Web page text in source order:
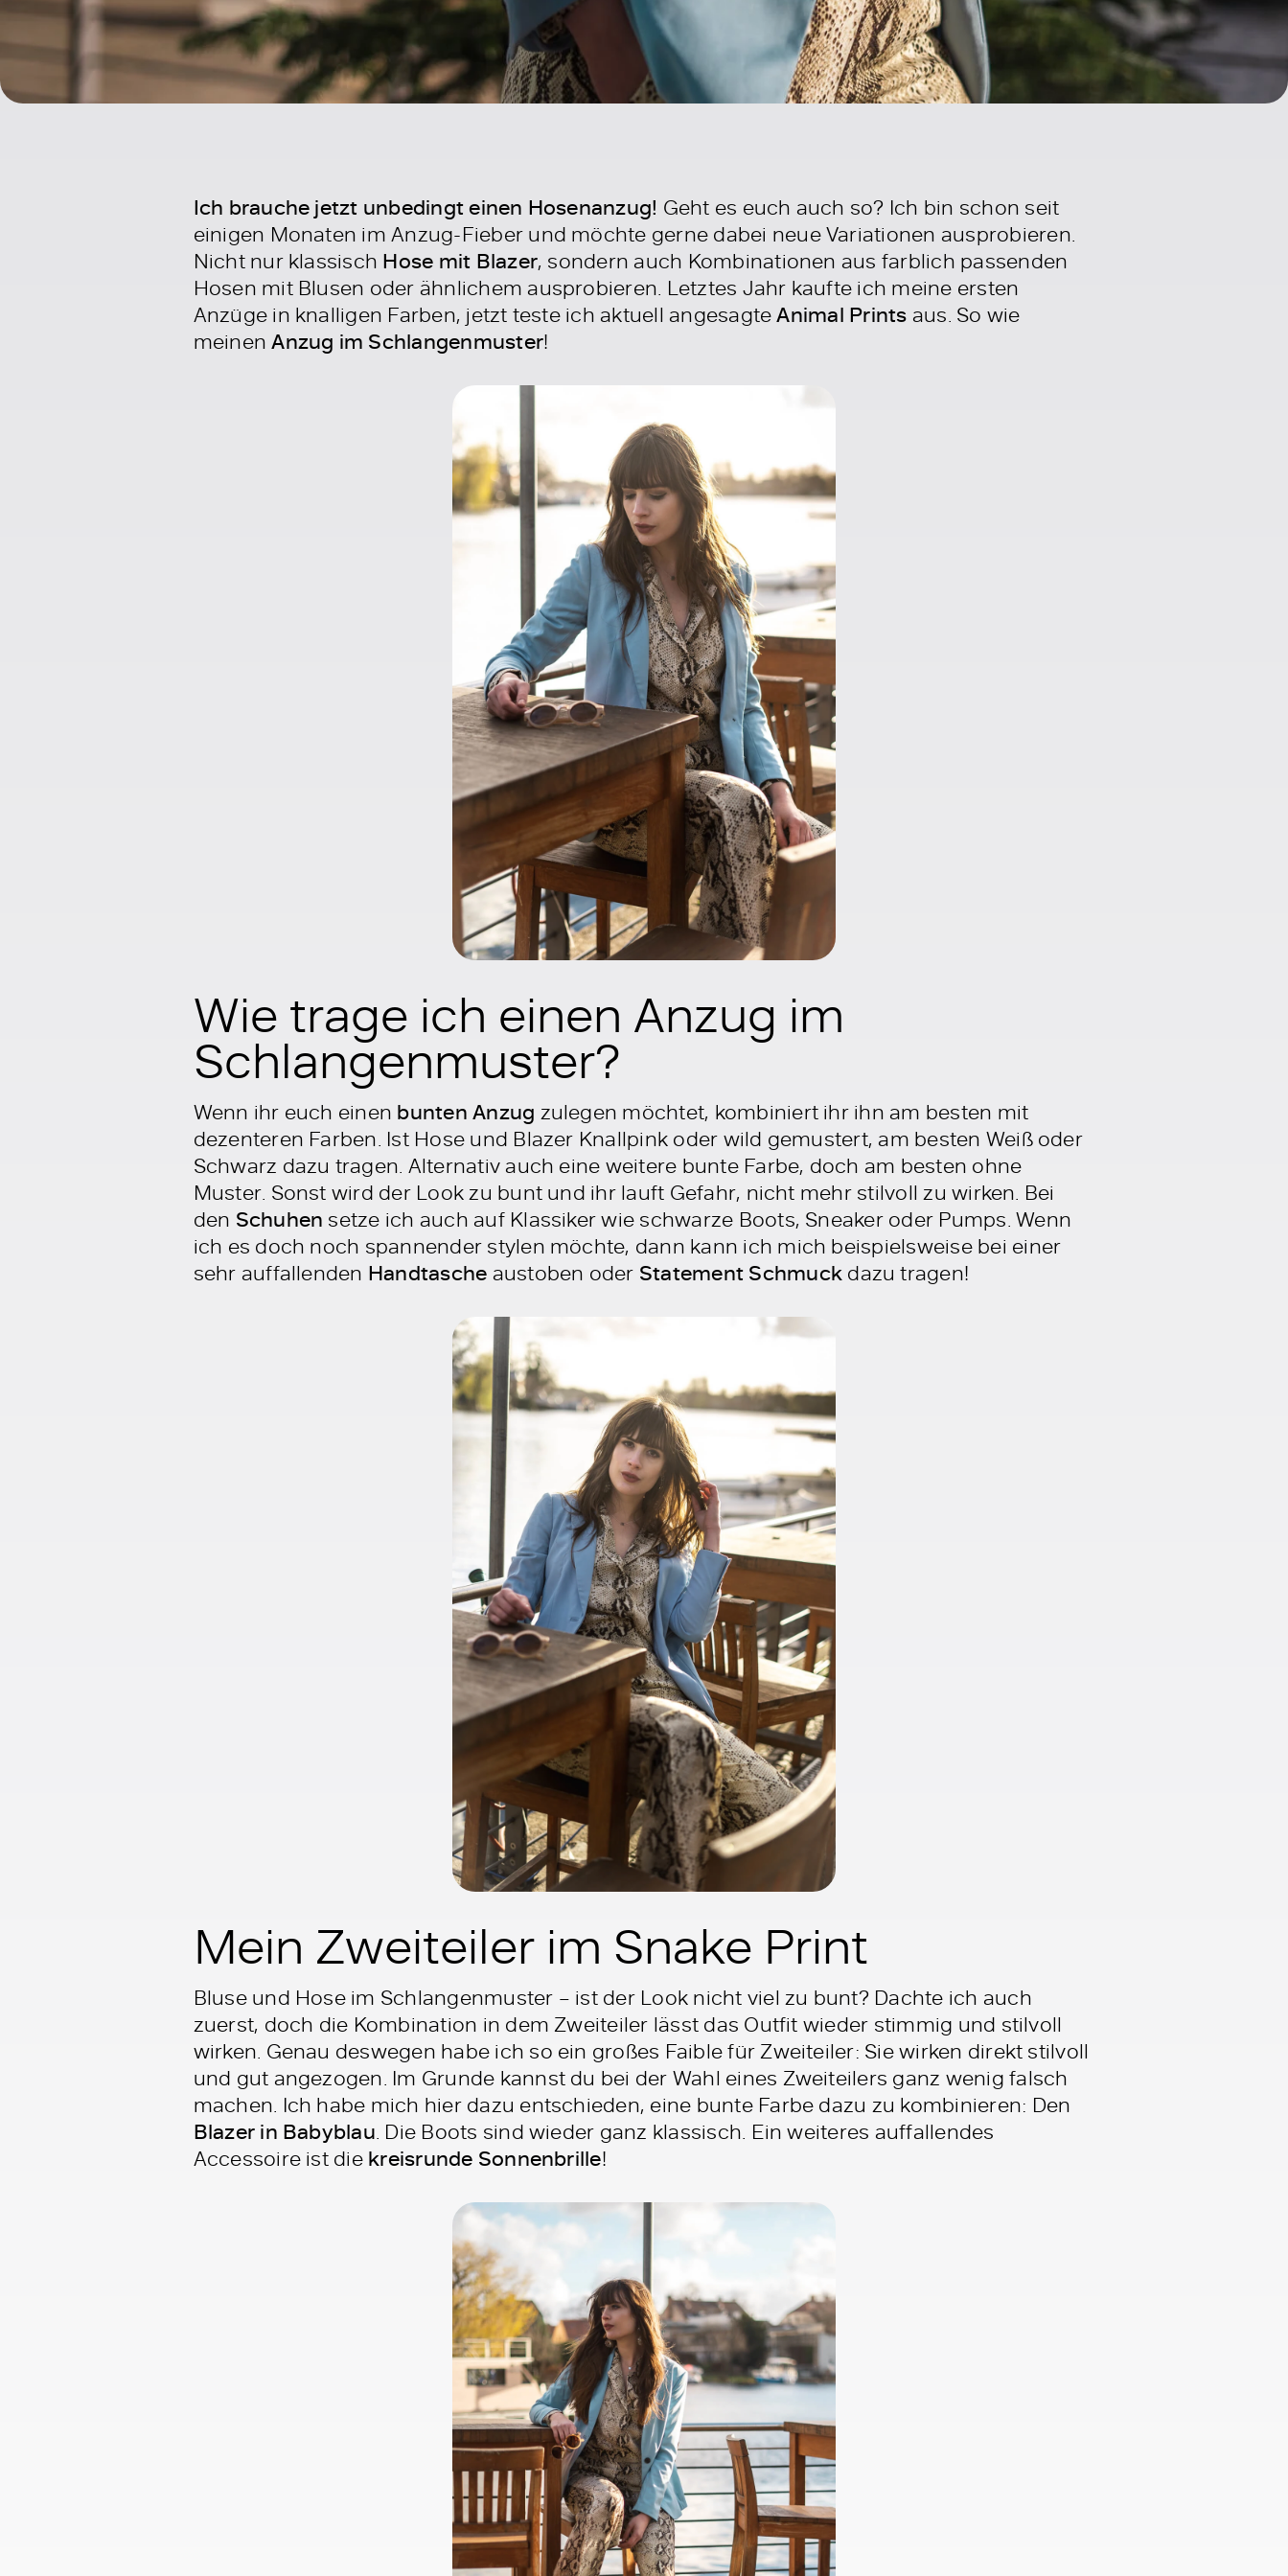
Ich brauche jetzt unbedingt einen Hosenanzug! Geht es euch auch so? Ich bin schon seit
einigen Monaten im Anzug-Fieber und möchte gerne dabei neue Variationen ausprobieren.
Nicht nur klassisch Hose mit Blazer, sondern auch Kombinationen aus farblich passenden
Hosen mit Blusen oder ähnlichem ausprobieren. Letztes Jahr kaufte ich meine ersten
Anzüge in knalligen Farben, jetzt teste ich aktuell angesagteAnimal Prints aus. So wie
meinenAnzug im Schlangenmuster!
Wie trage ich einen Anzug im
Schlangenmuster?
Wenn ihr euch einen bunten Anzug zulegen möchtet, kombiniert ihr ihn am besten mit
dezenteren Farben. Ist Hose und Blazer Knallpink oder wild gemustert, am besten Weiß oder
Schwarz dazu tragen. Alternativ auch eine weitere bunte Farbe, doch am besten ohne
Muster. Sonst wird der Look zu bunt und ihr lauft Gefahr, nicht mehr stilvoll zu wirken. Bei
den Schuhen setze ich auch auf Klassiker wie schwarze Boots, Sneaker oder Pumps. Wenn
ich es doch noch spannender stylen möchte, dann kann ich mich beispielsweise bei einer
sehr auffallenden Handtasche austoben oder Statement Schmuck dazu tragen!
Mein Zweiteiler im Snake Print
Bluse und Hose im Schlangenmuster – ist der Look nicht viel zu bunt? Dachte ich auch
zuerst, doch die Kombination in dem Zweiteiler lässt das Outfit wieder stimmig und stilvoll
wirken. Genau deswegen habe ich so ein großes Faible für Zweiteiler: Sie wirken direkt stilvoll
und gut angezogen. Im Grunde kannst du bei der Wahl eines Zweiteilers ganz wenig falsch
machen. Ich habe mich hier dazu entschieden, eine bunte Farbe dazu zu kombinieren: Den
Blazer in Babyblau. Die Boots sind wieder ganz klassisch. Ein weiteres auffallendes
Accessoire ist die kreisrunde Sonnenbrille!